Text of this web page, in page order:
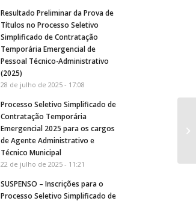
Resultado Preliminar da Prova de
Títulos no Processo Seletivo
Simplificado de Contratação
Temporária Emergencial de
Pessoal Técnico-Administrativo
(2025)
28 de julho de 2025 - 17:08
Processo Seletivo Simplificado de
Contratação Temporária
Emergencial 2025 para os cargos
de Agente Administrativo e
Técnico Municipal
22 de julho de 2025 - 11:21
SUSPENSO – Inscrições para o
Processo Seletivo Simplificado de